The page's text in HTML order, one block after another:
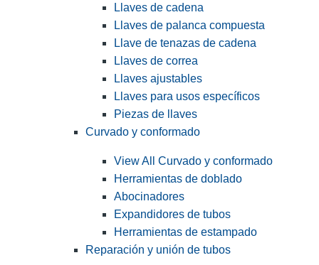
Llaves de cadena
Llaves de palanca compuesta
Llave de tenazas de cadena
Llaves de correa
Llaves ajustables
Llaves para usos específicos
Piezas de llaves
Curvado y conformado
View All Curvado y conformado
Herramientas de doblado
Abocinadores
Expandidores de tubos
Herramientas de estampado
Reparación y unión de tubos